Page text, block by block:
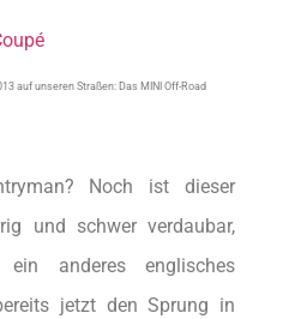
auf unseren Straßen: Das MINI Off-Road
Noch ist dieser
und schwer verdaubar,
ein anderes englisches
jetzt den Sprung in